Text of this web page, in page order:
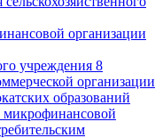
организации
учреждения 8
организации
образований